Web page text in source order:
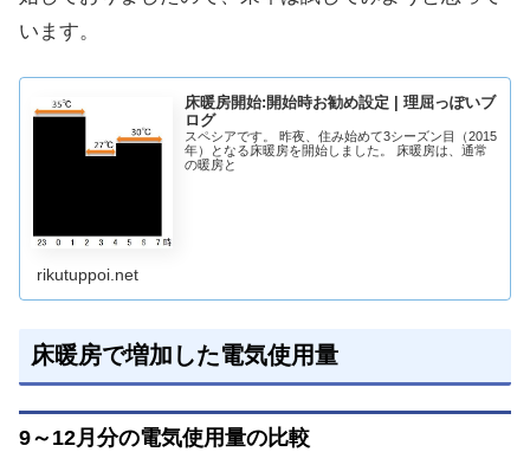
います。
床暖房開始:開始時お勧め設定 | 理屈っぽいブ
ログ
スペシアです。 昨夜、住み始めて3シーズン目（2015
年）となる床暖房を開始しました。 床暖房は、通常
の暖房と
rikutuppoi.net
床暖房で増加した電気使用量
9～12月分の電気使用量の比較